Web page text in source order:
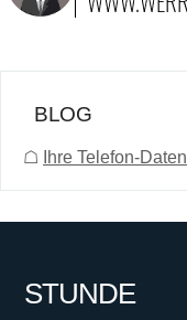
BLOG
☖ Ihre Telefon-Daten
STUNDE